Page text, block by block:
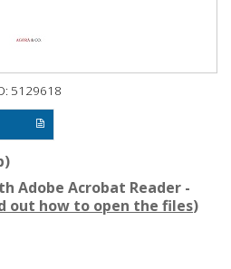
5129618
Adobe Acrobat Reader -
out how to open the files)